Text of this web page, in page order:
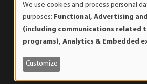
Las contribuciones
impuestos en la
permita la ley. ID
of
personal
data
and
cookies
We use cookies and process personal
purposes: Functional, Advertising
(including communications related
programs), Analytics & Embedded
Customize